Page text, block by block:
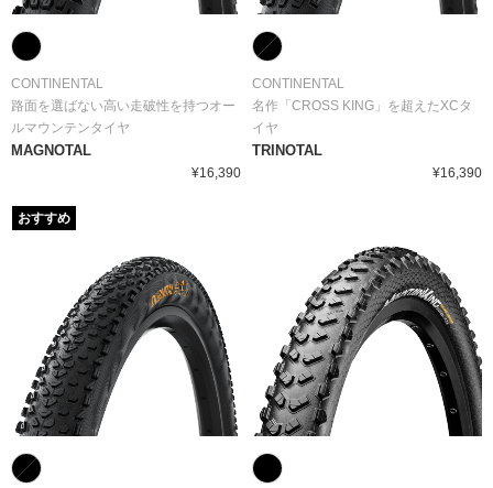
CONTINENTAL
路面を選ばない高い走破性を持つオー
ルマウンテンタイヤ
MAGNOTAL
¥16,390
CONTINENTAL
名作「CROSS KING」を超えたXCタ
イヤ
TRINOTAL
¥16,390
おすすめ